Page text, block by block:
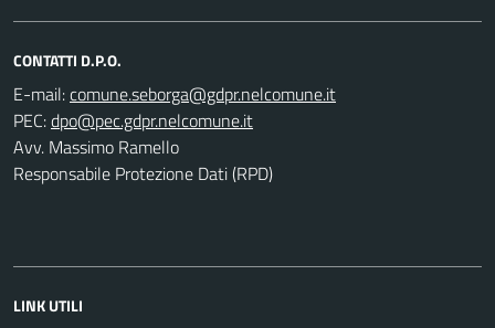
CONTATTI D.P.O.
E-mail:
PEC:
Avv. Massimo Ramello
Responsabile Protezione Dati (RPD)
LINK UTILI